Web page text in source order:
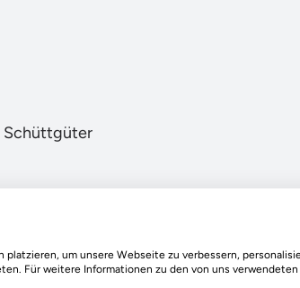
Schüttgüter
und Entsorgung vor Ort. Durch deine
platzieren, um unsere Webseite zu verbessern,
Für weitere Informationen zu den von uns